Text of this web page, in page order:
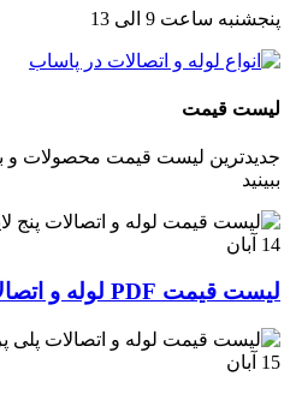
پنجشنبه ساعت 9 الی 13
لیست قیمت
جدیدترین لیست قیمت محصولات و
ببینید
14 آبان
لیست قیمت PDF لوله و اتصالات پنج لایه نیوپایپ
15 آبان